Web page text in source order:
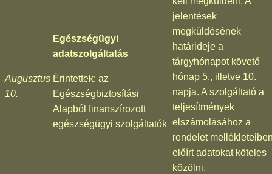
Augusztus
10.
Egészségügyi
adatszolgáltatás
Érintettek: az
Egészségbiztosítási
Alapból finanszírozott
egészségügyi szolgáltatók
jelentések
megküldésének
határideje a
tárgyhónapot követő
hónap 5., illetve 10.
napja. A szolgáltató a
teljesítmények
elszámolásához a
rendelet
előírt adatokat köteles
közölni.